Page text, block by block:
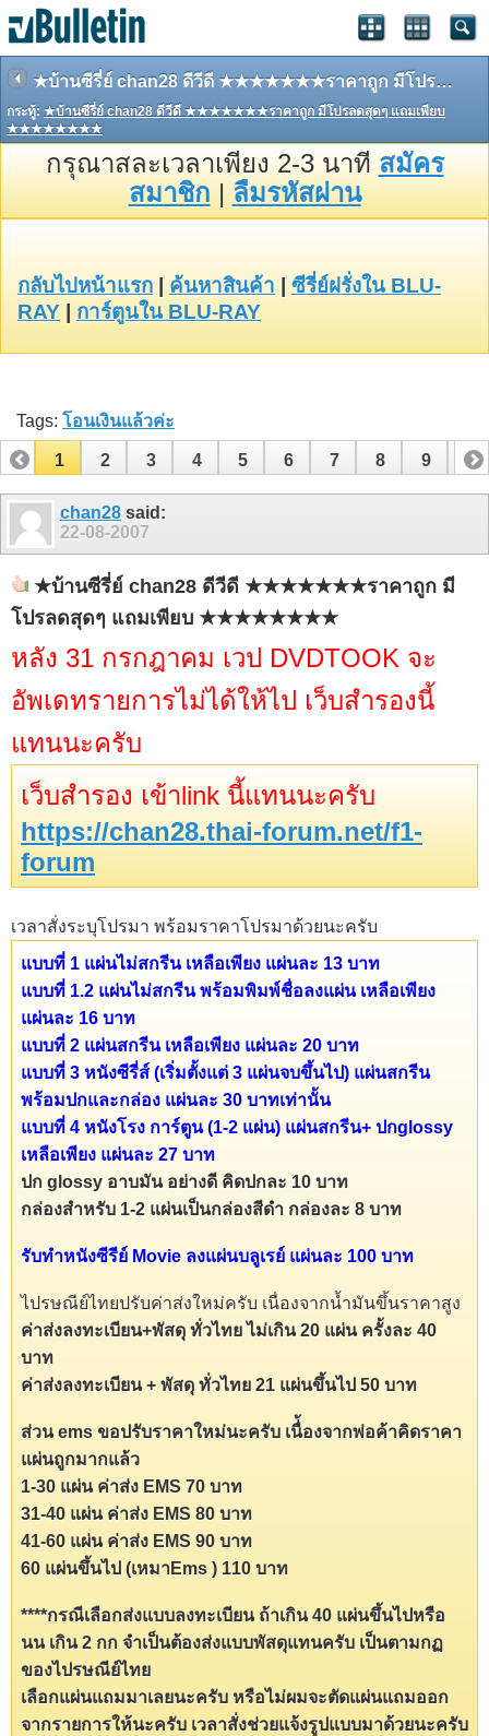
★บ้านซีรี่ย์ chan28 ดีวีดี ★★★★★★★ราคาถูก มีโปรลดสุดๆ แถมเพียบ ★★★★★★★★
กระทู้: ★บ้านซีรี่ย์ chan28 ดีวีดี ★★★★★★★ราคาถูก มีโปรลดสุดๆ แถมเพียบ
★★★★★★★★
กรุณาสละเวลาเพียง 2-3 นาที สมัคร
สมาชิก | ลืมรหัสผ่าน
กลับไปหน้าแรก ค้นหาสินค้า
ซีรี่ย์ฝรั่งใน BLU-
RAY
การ์ตูนใน BLU-RAY
Tags: โอนเงินแล้วค่ะ
1 2 3 4 5 6 7 8 9 10
11 12 13
chan28 said:
22-08-2007
★บ้านซีรี่ย์ chan28 ดีวีดี ★★★★★★★ราคาถูก มี
โปรลดสุดๆ แถมเพียบ ★★★★★★★★
หลัง 31 กรกฎาคม เวป DVDTOOK จะ
อัพเดทรายการไม่ได้ให้ไป เว็บสำรองนี้
แทนนะครับ
เว็บสำรอง เข้าlink นี้แทนนะครับ
https://chan28.thai-forum.net/f1-
forum
เวลาสั่งระบุโปรมา พร้อมราคาโปรมาด้วยนะครับ
แบบที่ 1 แผ่นไม่สกรีน เหลือเพียง แผ่นละ 13 บาท
แบบที่ 1.2 แผ่นไม่สกรีน พร้อมพิมพ์ชื่อลงแผ่น เหลือเพียง
แผ่นละ 16 บาท
แบบที่ 2 แผ่นสกรีน เหลือเพียง แผ่นละ 20 บาท
แบบที่ 3 หนังซีรี่ส์ (เริ่มตั้งแต่ 3 แผ่นจบขึ้นไป) แผ่นสกรีน
พร้อมปกและกล่อง แผ่นละ 30 บาทเท่านั้น
แบบที่ 4 หนังโรง การ์ตูน (1-2 แผ่น) แผ่นสกรีน+ ปกglossy
เหลือเพียง แผ่นละ 27 บาท
ปก glossy อาบมัน อย่างดี คิดปกละ 10 บาท
กล่องสำหรับ 1-2 แผ่นเป็นกล่องสีดำ กล่องละ 8 บาท
รับทำหนังซีรีย์ Movie ลงแผ่นบลูเรย์ แผ่นละ 100 บาท
ไปรษณีย์ไทยปรับค่าส่งใหม่ครับ เนื่องจากน้ำมันขึ้นราคาสูง
ค่าส่งลงทะเบียน+พัสดุ ทั่วไทย ไม่เกิน 20 แผ่น ครั้งละ 40
บาท
ค่าส่งลงทะเบียน + พัสดุ ทั่วไทย 21 แผ่นขึ้นไป 50 บาท
ส่วน ems ขอปรับราคาใหม่นะครับ เนื่้องจากพ่อค้าคิดราคา
แผ่นถูกมากแล้ว
1-30 แผ่น ค่าส่ง EMS 70 บาท
31-40 แผ่น ค่าส่ง EMS 80 บาท
41-60 แผ่น ค่าส่ง EMS 90 บาท
60 แผ่นขึ้นไป (เหมาEms ) 110 บาท
****กรณีเลือกส่งแบบลงทะเบียน ถ้าเกิน 40 แผ่นขึ้นไปหรือ
นน เกิน 2 กก จำเป็นต้องส่งแบบพัสดุแทนครับ เป็นตามกฏ
ของไปรษณีย์ไทย
เลือกแผ่นแถมมาเลยนะครับ หรือไม่ผมจะตัดแผ่นแถมออก
จากรายการให้นะครับ เวลาสั่งช่วยแจ้งรูปแบบมาด้วยนะครับ